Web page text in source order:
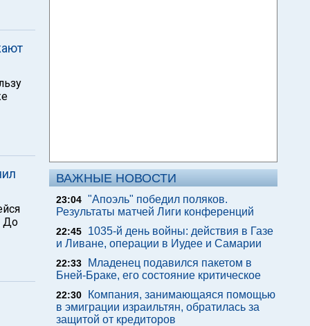
До
ВАЖНЫЕ НОВОСТИ
23:04 "Апоэль" победил поляков.
Результаты матчей Лиги конференций
22:45
1035-й день войны: действия в Газе
и Ливане, операции в Иудее и Самарии
22:33
Младенец подавился пакетом в
Бней-Браке, его состояние критическое
22:30
Компания, занимающаяся помощью
в эмиграции израильтян, обратилась за
защитой от кредиторов